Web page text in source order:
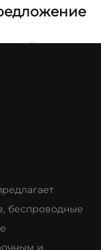
сейчас
беспроводные
и